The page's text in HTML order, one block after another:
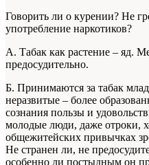
Говорить ли о курении? Не
употребление наркотиков?
А. Табак как растение – яд.
предосудительно.
Б. Принимаются за табак
неразвитые – более
сознания пользы и
молодые люди, даже отроки,
общежитейских привычках
Не странен ли, не
особенно ли постыдным он